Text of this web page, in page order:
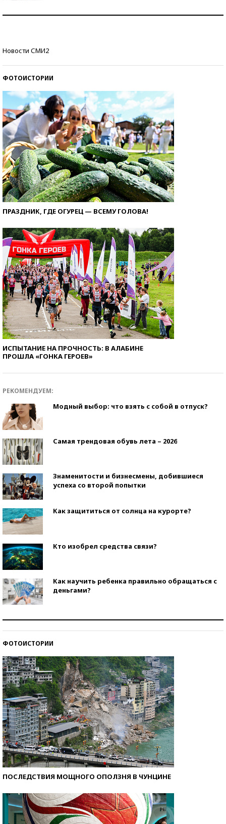
Новости СМИ2
ФОТОИСТОРИИ
ПРАЗДНИК, ГДЕ ОГУРЕЦ — ВСЕМУ ГОЛОВА!
ИСПЫТАНИЕ НА ПРОЧНОСТЬ: В АЛАБИНЕ
ПРОШЛА «ГОНКА ГЕРОЕВ»
РЕКОМЕНДУЕМ:
Модный выбор: что взять с собой в отпуск?
Самая трендовая обувь лета – 2026
Знаменитости и бизнесмены, добившиеся
успеха со второй попытки
Как защититься от солнца на курорте?
Кто изобрел средства связи?
Как научить ребенка правильно обращаться с
деньгами?
ФОТОИСТОРИИ
ПОСЛЕДСТВИЯ МОЩНОГО ОПОЛЗНЯ В ЧУНЦИНЕ